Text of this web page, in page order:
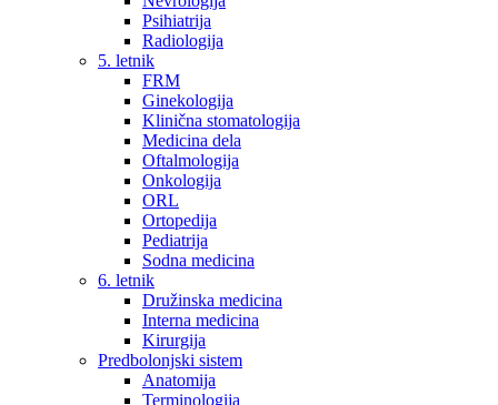
Psihiatrija
Radiologija
5. letnik
FRM
Ginekologija
Klinična stomatologija
Medicina dela
Oftalmologija
Onkologija
ORL
Ortopedija
Pediatrija
Sodna medicina
6. letnik
Družinska medicina
Interna medicina
Kirurgija
Predbolonjski sistem
Anatomija
Terminologija